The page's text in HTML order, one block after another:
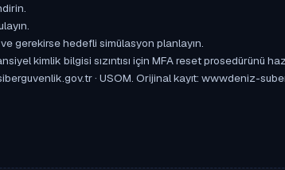
ve gerekirse hedefli simülasyon planlayın.
kimlik bilgisi sızıntısı için MFA reset prosedürünü
· USOM. Orijinal kayıt: wwwdeniz-